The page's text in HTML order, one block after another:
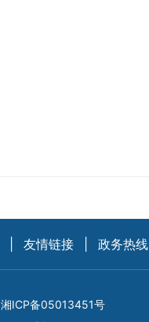
友情链接 政务热线
湘ICP备05013451号